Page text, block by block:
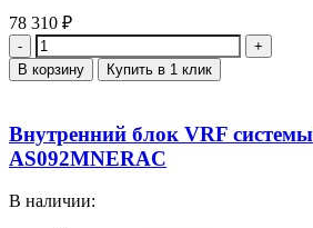
78 310 ₽
Количество
В корзину Купить в 1 клик
Внутренний блок VRF
AS092MNERAC
В наличии: